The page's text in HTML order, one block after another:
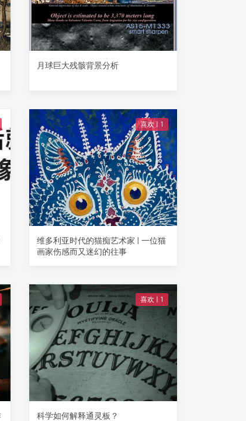
月球巨大残骸背景分析
喜欢 | 1
维多利亚时代的猫痴艺术家 | 一位猫
画家伤感而又迷幻的往事
喜欢 | 1
科学如何解释通灵板？